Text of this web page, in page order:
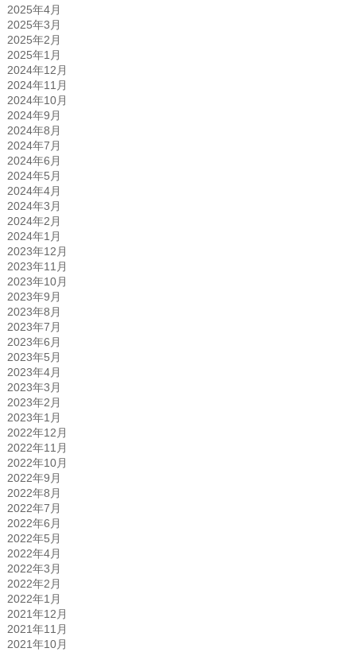
2025年4月
2025年3月
2025年2月
2025年1月
2024年12月
2024年11月
2024年10月
2024年9月
2024年8月
2024年7月
2024年6月
2024年5月
2024年4月
2024年3月
2024年2月
2024年1月
2023年12月
2023年11月
2023年10月
2023年9月
2023年8月
2023年7月
2023年6月
2023年5月
2023年4月
2023年3月
2023年2月
2023年1月
2022年12月
2022年11月
2022年10月
2022年9月
2022年8月
2022年7月
2022年6月
2022年5月
2022年4月
2022年3月
2022年2月
2022年1月
2021年12月
2021年11月
2021年10月